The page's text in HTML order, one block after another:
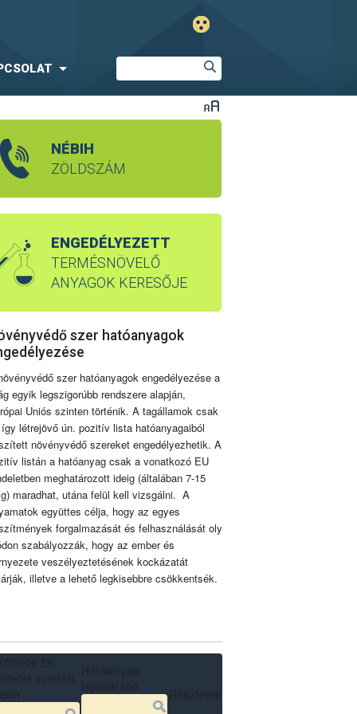
NÉBIH
ZÖLDSZÁM
ENGEDÉLYEZETT
TERMÉSNÖVELŐ
ANYAGOK KERESŐJE
szer hatóanyagok
szer hatóanyagok engedélyezése a
egyik legszigorúbb rendszere alapján,
Uniós szinten történik. A tagállamok csak
létrejövő ún. pozitív lista hatóanyagaiból
növényvédő szereket engedélyezhetik. A
listán a hatóanyag csak a vonatkozó EU
meghatározott ideig (általában 7-15
maradhat, utána felül kell vizsgálni. A
együttes célja, hogy az egyes
forgalmazását és felhasználását oly
szabályozzák, hogy az ember és
veszélyeztetésének kockázatát
illetve a lehető legkisebbre csökkentsék.